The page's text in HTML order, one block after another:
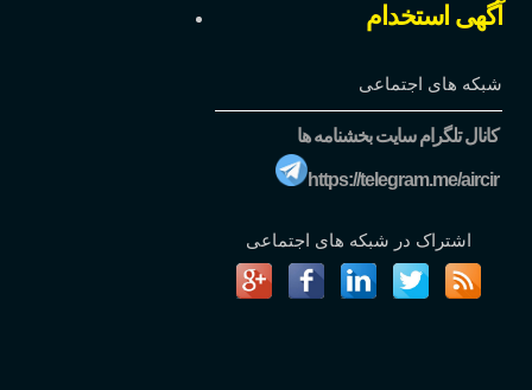
آگهی استخدام
شبکه های اجتماعی
کانال تلگرام سایت بخشنامه ها
https://telegram.me/aircir
اشتراک در شبکه های اجتماعی